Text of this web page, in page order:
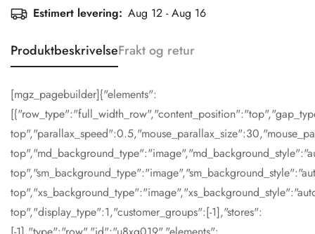
Estimert levering: Aug 12 - Aug 16
ProduktbeskrivelseFrakt og retur
[mgz_pagebuilder]{"elements":
top","display_type":1,"customer_groups":[-1],"stores":